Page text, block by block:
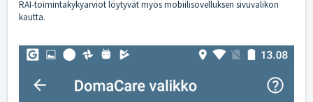
RAI-toimintakykyarviot löytyvät myös mobiilisovelluksen sivuvalikon
kautta.